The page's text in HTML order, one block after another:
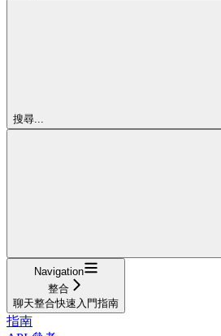
搜尋...
Navigation
整合
聊天整合快速入門指南
指南